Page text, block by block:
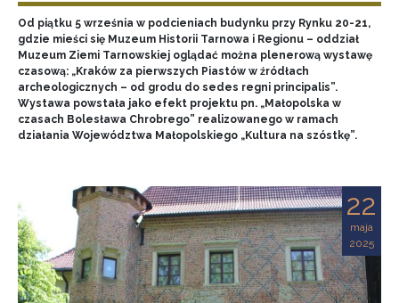
Od piątku 5 września w podcieniach budynku przy Rynku 20-21,
gdzie mieści się Muzeum Historii Tarnowa i Regionu – oddział
Muzeum Ziemi Tarnowskiej oglądać można plenerową wystawę
czasową: „Kraków za pierwszych Piastów w źródłach
archeologicznych – od grodu do sedes regni principalis”.
Wystawa powstała jako efekt projektu pn. „Małopolska w
czasach Bolesława Chrobrego” realizowanego w ramach
działania Województwa Małopolskiego „Kultura na szóstkę”.
22
maja
2025